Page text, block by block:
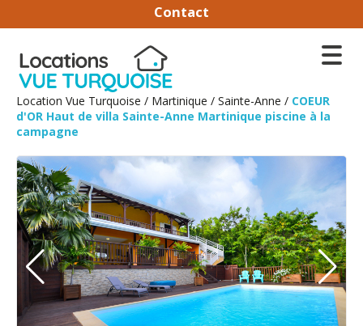
Contact
Location Vue Turquoise / Martinique / Sainte-Anne / COEUR
d'OR Haut de villa Sainte-Anne Martinique piscine à la
campagne